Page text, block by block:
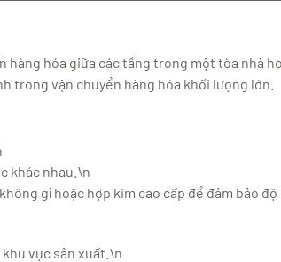
hóa giữa các tầng trong một tòa nhà
trong vận chuyển hàng hóa khối lượng lớn.
khác nhau.\n
gỉ hoặc hợp kim cao cấp để đảm bảo độ
vực sản xuất.\n